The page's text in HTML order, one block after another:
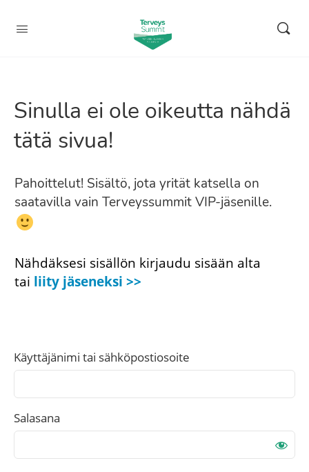
Sinulla ei ole oikeutta nähdä
tätä sivua!
Pahoittelut! Sisältö, jota yrität katsella on
saatavilla vain Terveyssummit VIP-jäsenille.
Nähdäksesi sisällön kirjaudu sisään alta
tai liity jäseneksi >>
Käyttäjänimi tai sähköpostiosoite
Salasana